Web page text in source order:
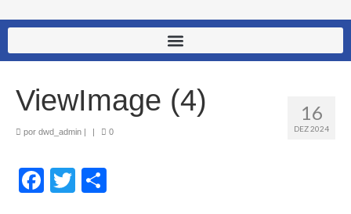
16
DEZ 2024
ViewImage (4)
por dwd_admin 0
Facebook
Twitter